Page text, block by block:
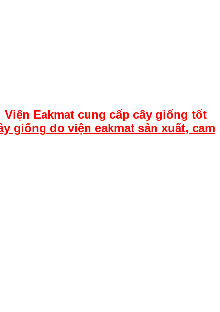
Eakmat cung cấp cây giống tốt
giống do viện eakmat sản xuất, cam